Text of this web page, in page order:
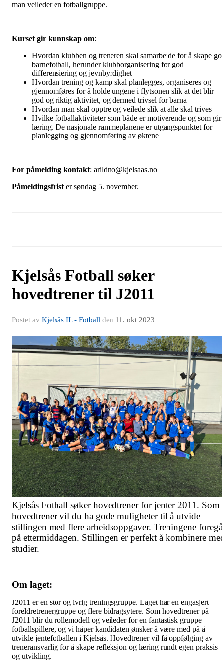
man veileder en fotballgruppe.
Kurset gir kunnskap om:
Hvordan klubben og treneren skal samarbeide for å skape
barnefotball, herunder klubborganisering for god
differensiering og jevnbyrdighet
Hvordan trening og kamp skal planlegges, organiseres og
gjennomføres for å holde ungene i flytsonen slik at det blir
god og riktig aktivitet, og dermed trivsel for barna
Hvordan man skal opptre og veilede slik at alle skal trives
Hvilke fotballaktiviteter som både er motiverende og som gir
læring. De nasjonale rammeplanene er utgangspunktet for
planlegging og gjennomføring av øktene
For påmelding kontakt: arildno@kjelsaas.no
Påmeldingsfrist er søndag 5. november.
Kjelsås Fotball søker
hovedtrener til J2011
Postet av Kjelsås IL - Fotball den 11. okt 2023
Kjelsås Fotball søker hovedtrener for jenter 2011. Som
hovedtrener vil du ha gode muligheter til å utvide
stillingen med flere arbeidsoppgaver. Treningene
på ettermiddagen. Stillingen er perfekt å kombinere
studier.
Om laget:
J2011 er en stor og ivrig treningsgruppe. Laget har en engasjert
foreldretrenergruppe og flere bidragsytere. Som hovedtrener på
J2011 blir du rollemodell og veileder for en fantastisk gruppe
fotballspillere, og vi håper kandidaten ønsker å være med på å
utvikle jentefotballen i Kjelsås. Hovedtrener vil få oppfølging av
treneransvarlig for å skape refleksjon og læring rundt egen praksis
og utvikling.